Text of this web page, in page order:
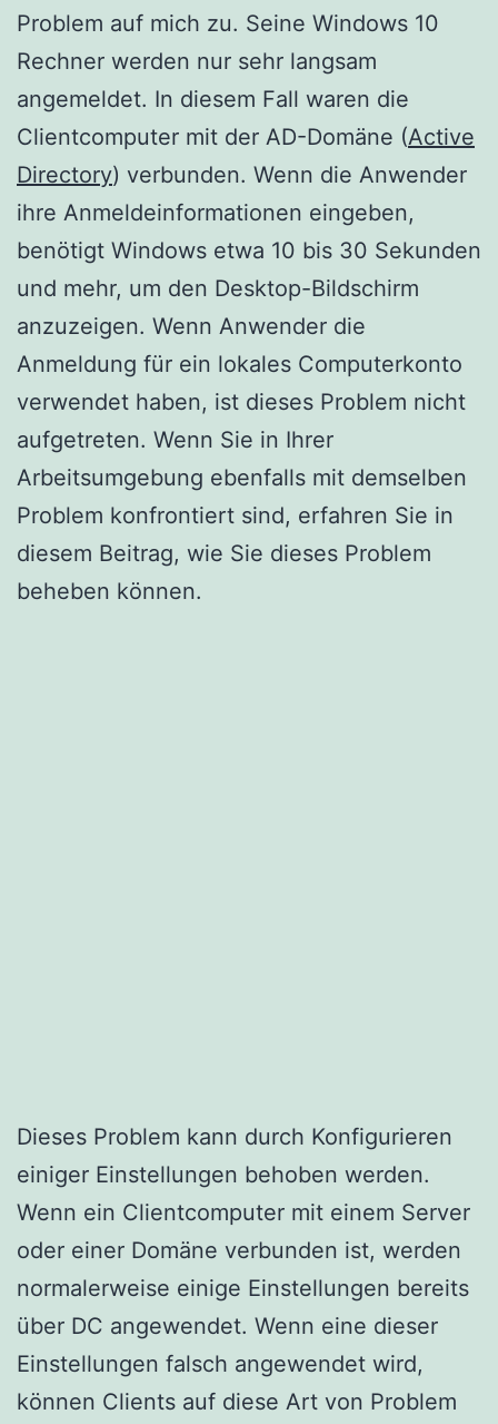
Problem auf mich zu. Seine Windows 10
Rechner werden nur sehr langsam
angemeldet. In diesem Fall waren die
Clientcomputer mit der AD-Domäne (Active
Directory) verbunden. Wenn die Anwender
ihre Anmeldeinformationen eingeben,
benötigt Windows etwa 10 bis 30 Sekunden
und mehr, um den Desktop-Bildschirm
anzuzeigen. Wenn Anwender die
Anmeldung für ein lokales Computerkonto
verwendet haben, ist dieses Problem nicht
aufgetreten. Wenn Sie in Ihrer
Arbeitsumgebung ebenfalls mit demselben
Problem konfrontiert sind, erfahren Sie in
diesem Beitrag, wie Sie dieses Problem
beheben können.
Dieses Problem kann durch Konfigurieren
einiger Einstellungen behoben werden.
Wenn ein Clientcomputer mit einem Server
oder einer Domäne verbunden ist, werden
normalerweise einige Einstellungen bereits
über DC angewendet. Wenn eine dieser
Einstellungen falsch angewendet wird,
können Clients auf diese Art von Problem